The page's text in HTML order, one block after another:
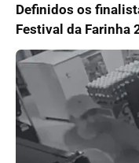
Definidos os
Festival da Farinha